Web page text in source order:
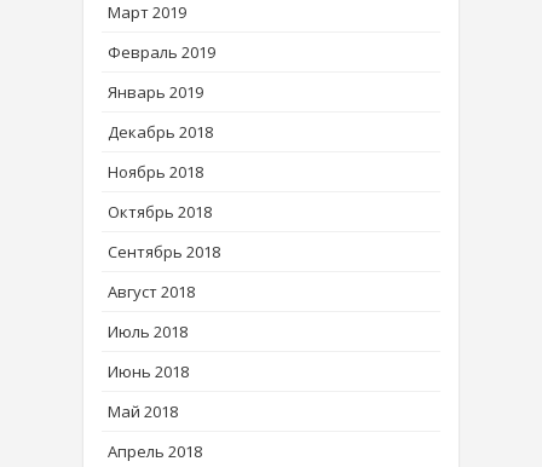
Март 2019
Февраль 2019
Январь 2019
Декабрь 2018
Ноябрь 2018
Октябрь 2018
Сентябрь 2018
Август 2018
Июль 2018
Июнь 2018
Май 2018
Апрель 2018